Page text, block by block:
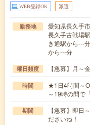
WEB登録OK 派遣
勤務地
愛知県長久手市
長久手古戦場
き通駅から---
から---分
曜日頻度 【急募】月～
時間
★1日4時間～
～19時の間で
期間
【急募】即日
ださいね！